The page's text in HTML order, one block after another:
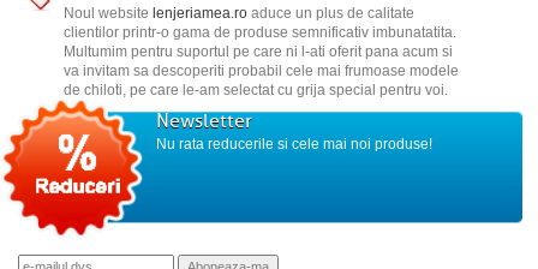
Noul website lenjeriamea.roaduce un plus de calitate
clientilor printr-o gama de produse semnificativ imbunatatita.
Multumim pentru suportul pe care ni l-ati oferit pana acum si
va invitam sa descoperiti probabil cele mai frumoase modele
de chiloti, pe care le-am selectat cu grija special pentru voi.
Newsletter
Nu rata reducerile si cele mai noi produse!